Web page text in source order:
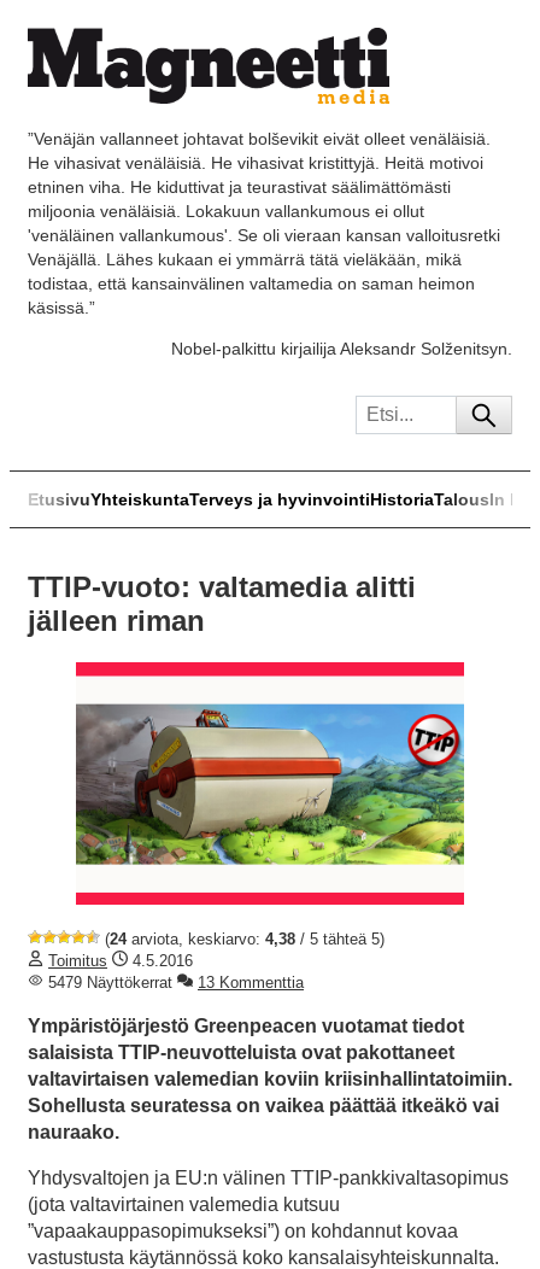
”Venäjän vallanneet johtavat bolševikit eivät olleet venäläisiä.
He vihasivat venäläisiä. He vihasivat kristittyjä. Heitä motivoi
etninen viha. He kiduttivat ja teurastivat säälimättömästi
miljoonia venäläisiä. Lokakuun vallankumous ei ollut
'venäläinen vallankumous'. Se oli vieraan kansan valloitusretki
Venäjällä. Lähes kukaan ei ymmärrä tätä vieläkään, mikä
todistaa, että kansainvälinen valtamedia on saman heimon
käsissä.”
Nobel-palkittu kirjailija Aleksandr Solženitsyn.
EtusivuYhteiskuntaTerveys ja hyvinvointiHistoriaTalousIn
TTIP-vuoto: valtamedia alitti
jälleen riman
(24arviota, keskiarvo: 4,38 / 5 tähteä 5)
Toimitus
4.5.2016
5479 Näyttökerrat
13 Kommenttia
Ympäristöjärjestö Greenpeacen vuotamat tiedot
salaisista TTIP-neuvotteluista ovat pakottaneet
valtavirtaisen valemedian koviin kriisinhallintatoimiin.
Sohellusta seuratessa on vaikea päättää itkeäkö vai
nauraako.
Yhdysvaltojen ja EU:n välinen TTIP-pankkivaltasopimus
(jota valtavirtainen valemedia kutsuu
”vapaakauppasopimukseksi”) on kohdannut kovaa
vastustusta käytännössä koko kansalaisyhteiskunnalta.